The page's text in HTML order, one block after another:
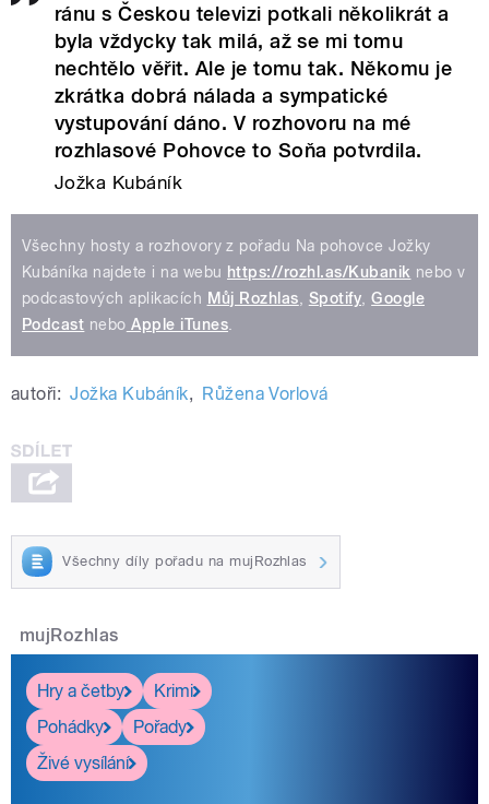
ránu s Českou televizi potkali několikrát a
byla vždycky tak milá, až se mi tomu
nechtělo věřit. Ale je tomu tak. Někomu je
zkrátka dobrá nálada a sympatické
vystupování dáno. V rozhovoru na mé
rozhlasové Pohovce to Soňa potvrdila.
Jožka Kubáník
Všechny hosty a rozhovory z pořadu Na pohovce Jožky
Kubáníka najdete i na webu https://rozhl.as/Kubanik nebo v
podcastových aplikacích Můj Rozhlas Spotify ,Google
Podcast nebo Apple iTunes
autoři: Jožka Kubáník, Růžena Vorlová
Všechny díly pořadu na mujRozhlas
mujRozhlas
Hry a četby
Krimi
Pohádky
Pořady
Živé vysílání